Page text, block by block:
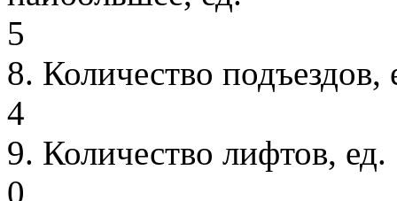
5
8. Количество подъездов,
4
9. Количество лифтов, ед.
0